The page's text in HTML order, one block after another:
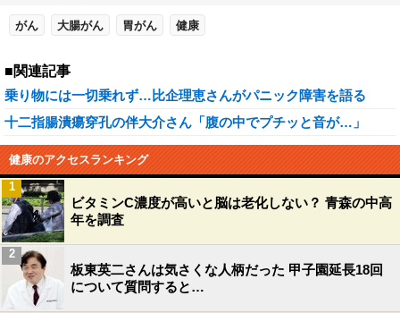
がん 大腸がん 胃がん 健康
■関連記事
乗り物には一切乗れず…比企理恵さんがパニック障害を語る
十二指腸潰瘍穿孔の伴大介さん「腹の中でプチッと音が…」
健康のアクセスランキング
ビタミンC濃度が高いと脳は老化しない？ 青森の中高
年を調査
1
板東英二さんは気さくな人柄だった 甲子園延長18回
について質問すると…
2